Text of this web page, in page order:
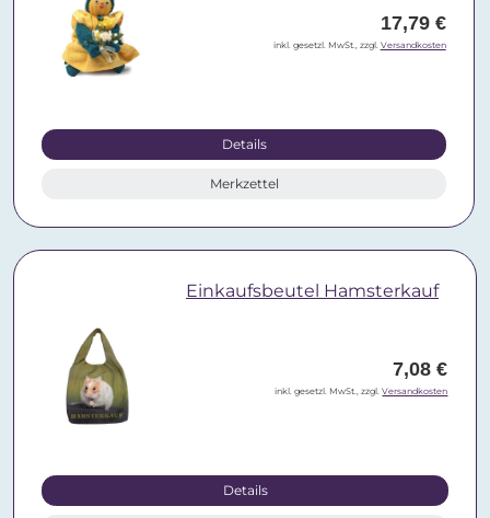
17,79 €
inkl. gesetzl. MwSt., zzgl. Versandkosten
Details
Merkzettel
Einkaufsbeutel Hamsterkauf
7,08 €
inkl. gesetzl. MwSt., zzgl.Versandkosten
Details